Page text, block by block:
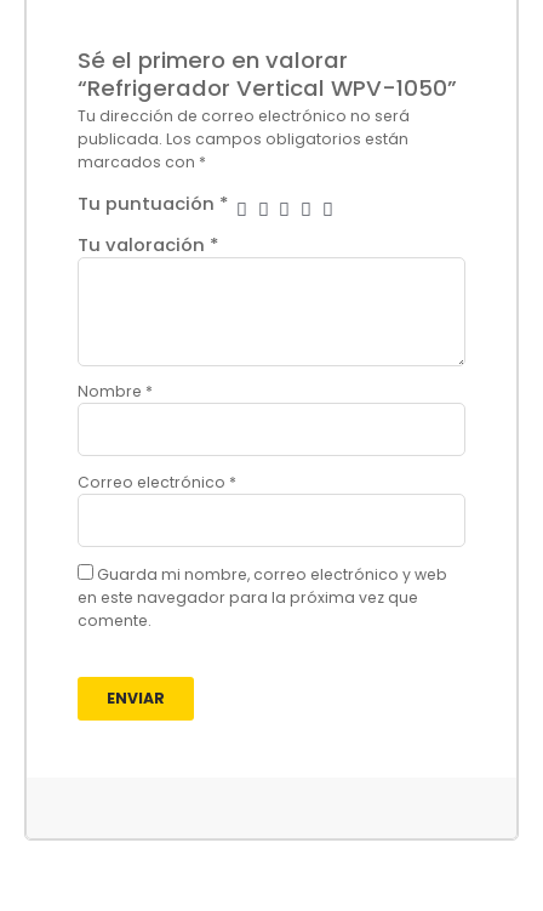
Sé el primero en valorar
“Refrigerador Vertical WPV-1050”
Tu dirección de correo electrónico no será
publicada. Los campos obligatorios están
marcados con *
Tu puntuación *
Tu valoración *
Nombre *
Correo electrónico *
Guarda mi nombre, correo electrónico y web
en este navegador para la próxima vez que
comente.